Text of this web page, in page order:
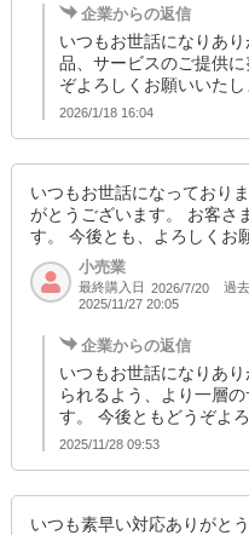
企業からの返信
いつもお世話になりあ
品、サービスのご提供
ぞよろしくお願いいたし
2026/1/18 16:04
いつもお世話になっており
がとうございます。 お客さ
す。 今後とも、よろしくお
小売業
最終購入日 2026/7/20 過
2025/11/27 20:05
企業からの返信
いつもお世話になりあ
られるよう、より一層
す。 今後ともどうぞよ
2025/11/28 09:53
いつも素早い対応ありがと